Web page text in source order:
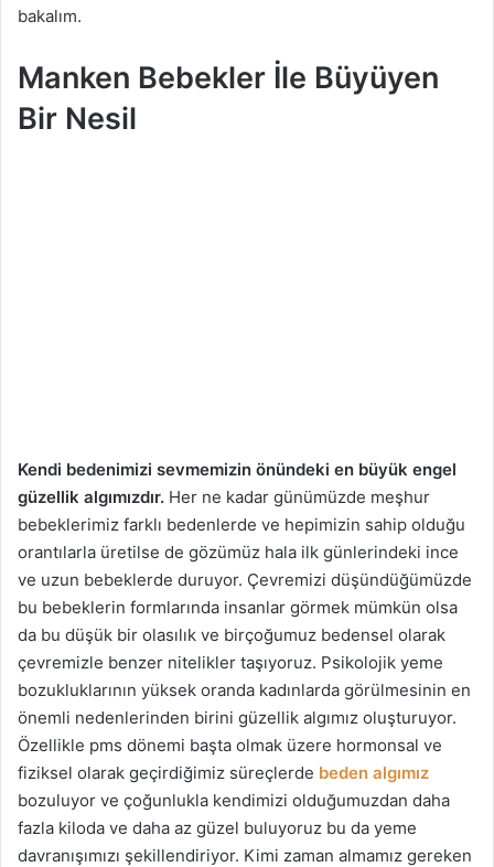
bakalım.
Manken Bebekler İle Büyüyen
Bir Nesil
Kendi bedenimizi sevmemizin önündeki en büyük engel
güzellik algımızdır. Her ne kadar günümüzde meşhur
bebeklerimiz farklı bedenlerde ve hepimizin sahip olduğu
orantılarla üretilse de gözümüz hala ilk günlerindeki ince
ve uzun bebeklerde duruyor. Çevremizi düşündüğümüzde
bu bebeklerin formlarında insanlar görmek mümkün olsa
da bu düşük bir olasılık ve birçoğumuz bedensel olarak
çevremizle benzer nitelikler taşıyoruz. Psikolojik yeme
bozukluklarının yüksek oranda kadınlarda görülmesinin en
önemli nedenlerinden birini güzellik algımız oluşturuyor.
Özellikle pms dönemi başta olmak üzere hormonsal ve
fiziksel olarak geçirdiğimiz süreçlerde beden algımız
bozuluyor ve çoğunlukla kendimizi olduğumuzdan daha
fazla kiloda ve daha az güzel buluyoruz bu da yeme
davranışımızı şekillendiriyor. Kimi zaman almamız gereken